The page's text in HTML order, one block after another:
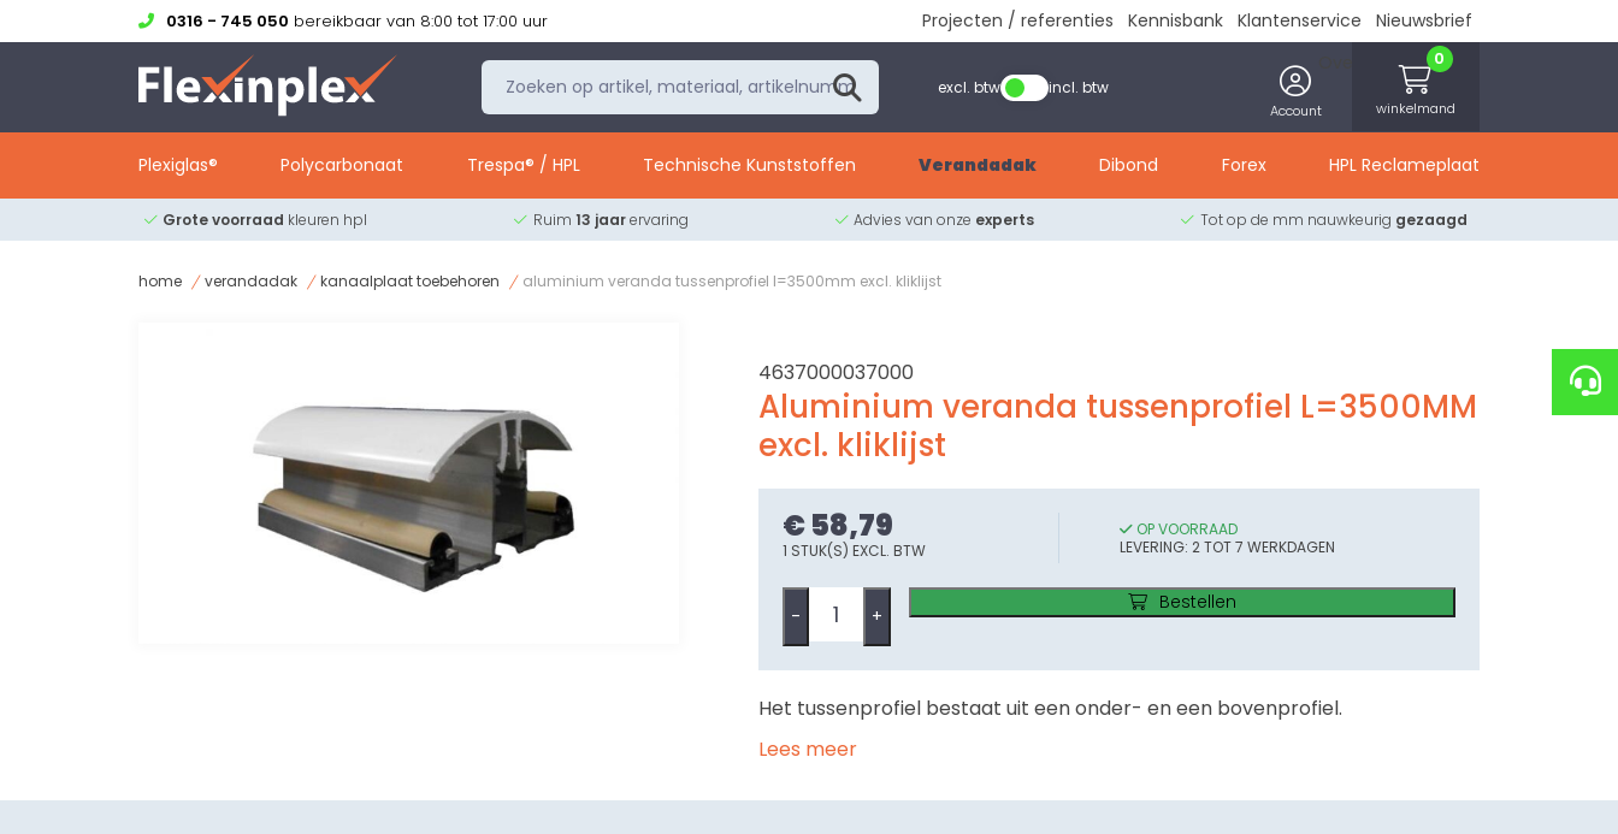
0316 - 745 050 bereikbaar van 8:00 tot 17:00 uur Projecten / referenties Kennisbank Klantenservice
Nieuwsbrief
Contact
excl. btw incl. btw
0
winkelmand
Account
Plexiglas® Polycarbonaat Trespa® / HPL Technische Kunststoffen Verandadak Dibond Forex HPL Reclameplaat
Grote voorraad kleuren hpl Ruim 13 jaarervaring Advies van onze experts Tot op de mm nauwkeurig gezaagd
home verandadak kanaalplaat toebehoren aluminium veranda tussenprofiel l=3500mm excl. kliklijst
4637000037000
Aluminium veranda tussenprofiel L=3500MM
excl. kliklijst
€ 58,79
1 STUK(S) EXCL. BTW
OP VOORRAAD
LEVERING: 2 TOT 7 WERKDAGEN
- +
Bestellen
Het tussenprofiel bestaat uit een onder- en een bovenprofiel.
Lees meer